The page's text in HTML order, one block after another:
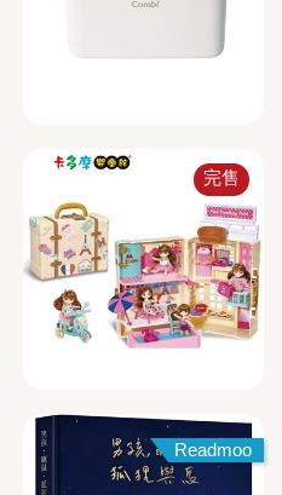
完售
Readmoo